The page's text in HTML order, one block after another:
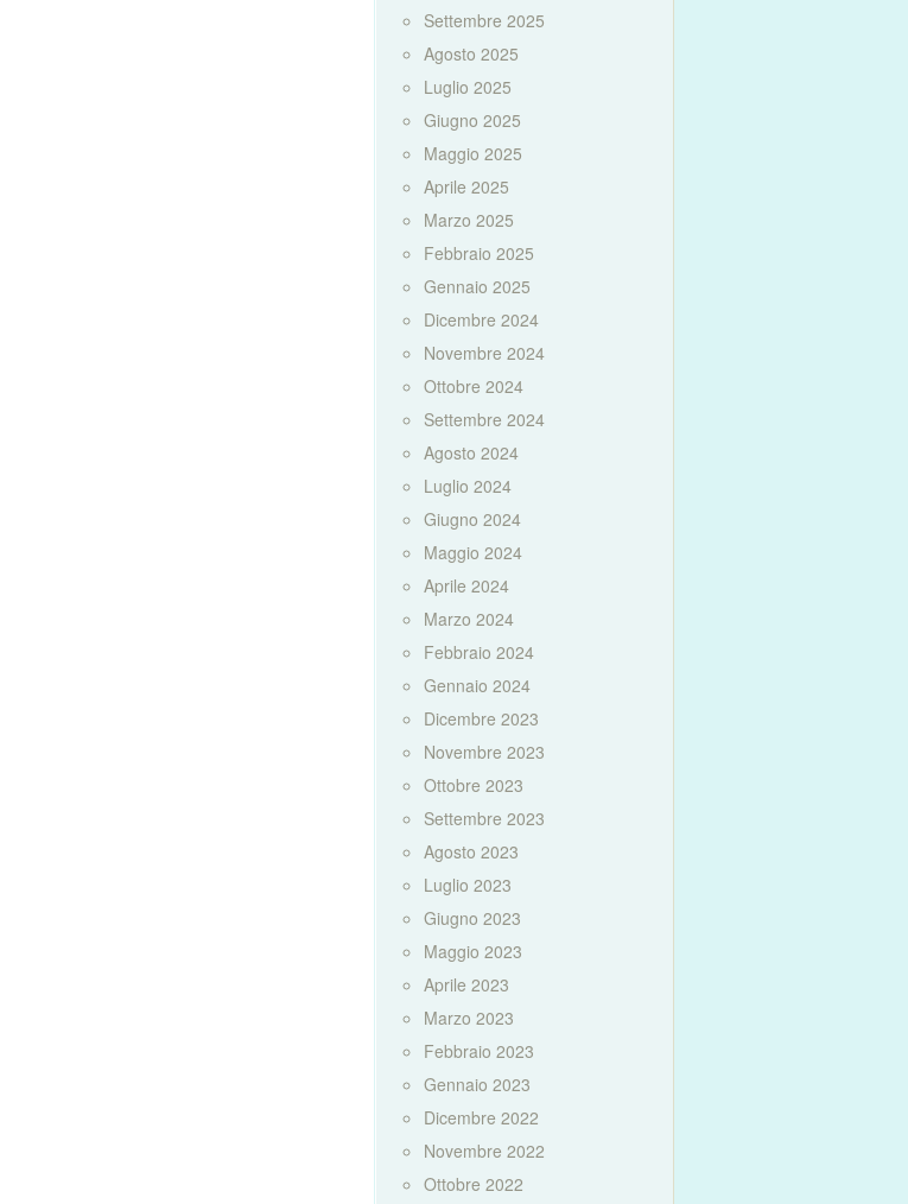
Settembre 2025
Agosto 2025
Luglio 2025
Giugno 2025
Maggio 2025
Aprile 2025
Marzo 2025
Febbraio 2025
Gennaio 2025
Dicembre 2024
Novembre 2024
Ottobre 2024
Settembre 2024
Agosto 2024
Luglio 2024
Giugno 2024
Maggio 2024
Aprile 2024
Marzo 2024
Febbraio 2024
Gennaio 2024
Dicembre 2023
Novembre 2023
Ottobre 2023
Settembre 2023
Agosto 2023
Luglio 2023
Giugno 2023
Maggio 2023
Aprile 2023
Marzo 2023
Febbraio 2023
Gennaio 2023
Dicembre 2022
Novembre 2022
Ottobre 2022